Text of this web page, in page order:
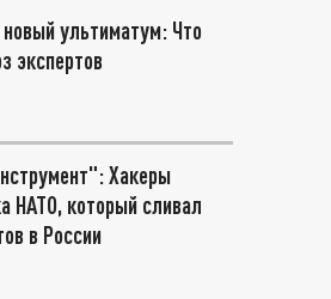
ультиматум: Что
экспертов
Хакеры
НАТО, который сливал
в России